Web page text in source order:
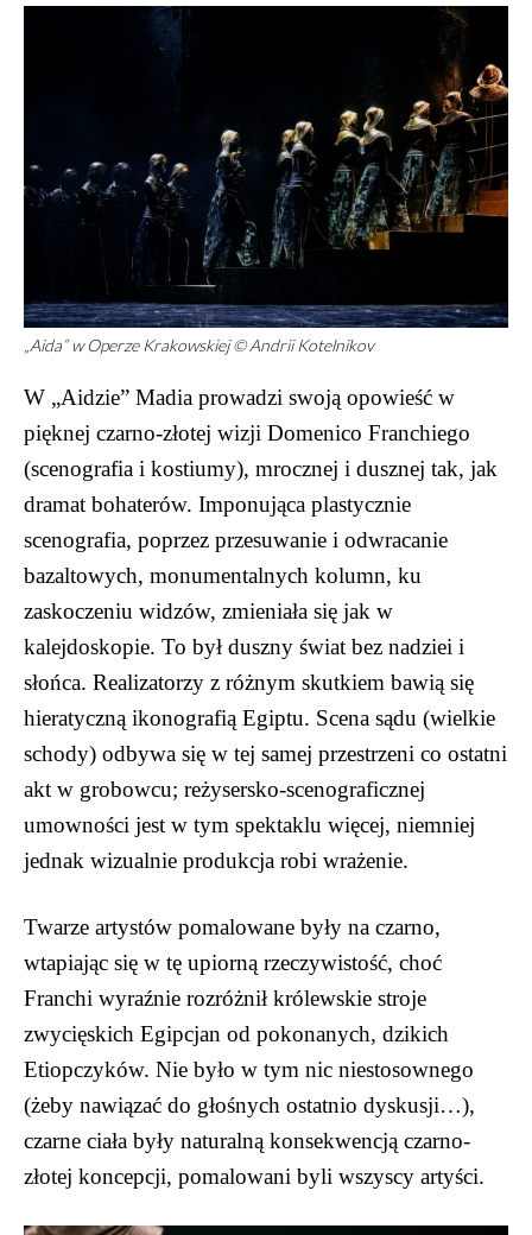
„Aida” w Operze Krakowskiej © Andrii Kotelnikov
W „Aidzie” Madia prowadzi swoją opowieść w
pięknej czarno-złotej wizji Domenico Franchiego
(scenografia i kostiumy), mrocznej i dusznej tak, jak
dramat bohaterów. Imponująca plastycznie
scenografia, poprzez przesuwanie i odwracanie
bazaltowych, monumentalnych kolumn, ku
zaskoczeniu widzów, zmieniała się jak w
kalejdoskopie. To był duszny świat bez nadziei i
słońca. Realizatorzy z różnym skutkiem bawią się
hieratyczną ikonografią Egiptu. Scena sądu (wielkie
schody) odbywa się w tej samej przestrzeni co ostatni
akt w grobowcu; reżysersko-scenograficznej
umowności jest w tym spektaklu więcej, niemniej
jednak wizualnie produkcja robi wrażenie.
Twarze artystów pomalowane były na czarno,
wtapiając się w tę upiorną rzeczywistość, choć
Franchi wyraźnie rozróżnił królewskie stroje
zwycięskich Egipcjan od pokonanych, dzikich
Etiopczyków. Nie było w tym nic niestosownego
(żeby nawiązać do głośnych ostatnio dyskusji…),
czarne ciała były naturalną konsekwencją czarno-
złotej koncepcji, pomalowani byli wszyscy artyści.